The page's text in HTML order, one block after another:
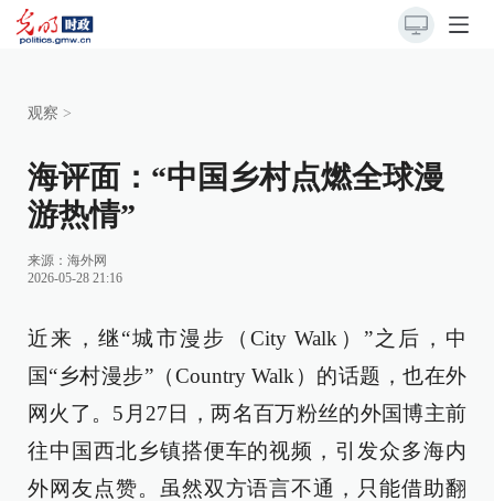
观察 >
海评面：“中国乡村点燃全球漫
游热情”
来源： 海外网
2026-05-28 21:16
近来，继“城市漫步（City Walk）”之后，中
国“乡村漫步”（Country Walk）的话题，也在外
网火了。5月27日，两名百万粉丝的外国博主前
往中国西北乡镇搭便车的视频，引发众多海内
外网友点赞。虽然双方语言不通，只能借助翻